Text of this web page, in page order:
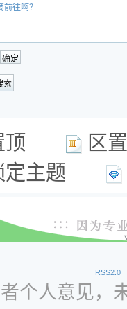
往啊？
顶
定主题
RSS2.0 |
个人意见，